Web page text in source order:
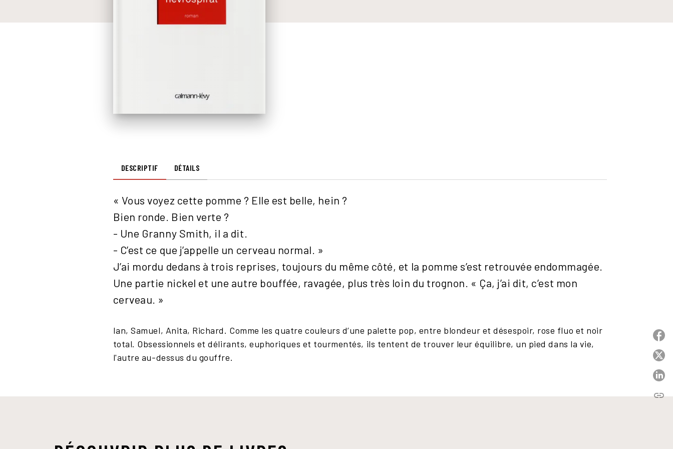
DESCRIPTIF DÉTAILS
« Vous voyez cette pomme ? Elle est belle, hein ?
Bien ronde. Bien verte ?
- Une Granny Smith, il a dit.
- C’est ce que j’appelle un cerveau normal. »
J’ai mordu dedans à trois reprises, toujours du même côté, et la pomme s’est retrouvée endommagée.
Une partie nickel et une autre bouffée, ravagée, plus très loin du trognon. « Ça, j’ai dit, c’est mon
cerveau. »
Ian, Samuel, Anita, Richard. Comme les quatre couleurs d’une palette pop, entre blondeur et désespoir, rose fluo et noir
total. Obsessionnels et délirants, euphoriques et tourmentés, ils tentent de trouver leur équilibre, un pied dans la vie,
l'autre au-dessus du gouffre.
link